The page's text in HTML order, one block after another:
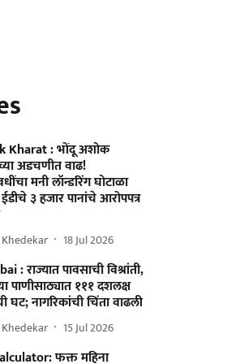
Kharat : भोंदू अशोक
अडचणीत वाढ!
मनी लॉन्डरिंग घोटाळा
३ हजार पानांचे आरोपपत्र
18 Jul 2026
: राज्यात पावसाची विश्रांती,
पाणीसाठ्यात १११ दशलक्ष
घट; नागरिकांची चिंता वाढली
15 Jul 2026
फक्त महिना